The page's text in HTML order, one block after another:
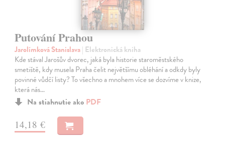
Putování Prahou
Jarolímková Stanislava| Elektronická kniha
Kde stával Jarošův dvorec, jaká byla historie staroměstského
smetiště, kdy musela Praha čelit největšímu obléhání a odkdy byly
povinné vůdčí listy? To všechno a mnohem více se dozvíme v knize,
která nás…
Na stiahnutie ako PDF
14,18 €